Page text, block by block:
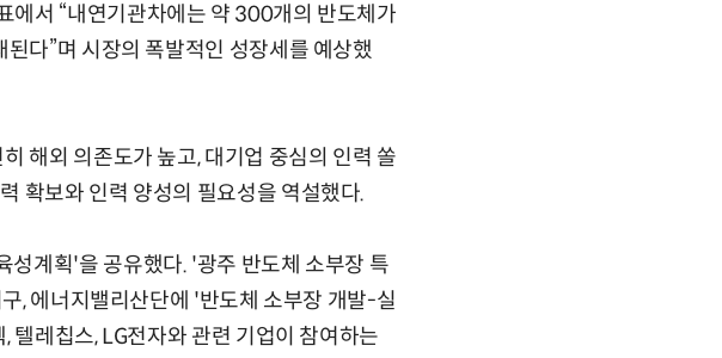
에서 “내연기관차에는 약 300개의 반도체가
다”며 시장의 폭발적인 성장세를 예상했
해외 의존도가 높고, 대기업 중심의 인력 쏠
확보와 인력 양성의 필요성을 역설했다.
성계획'을 공유했다. '광주 반도체 소부장 특
, 에너지밸리산단에 '반도체 소부장 개발-실
텔레칩스, LG전자와 관련 기업이 참여하는